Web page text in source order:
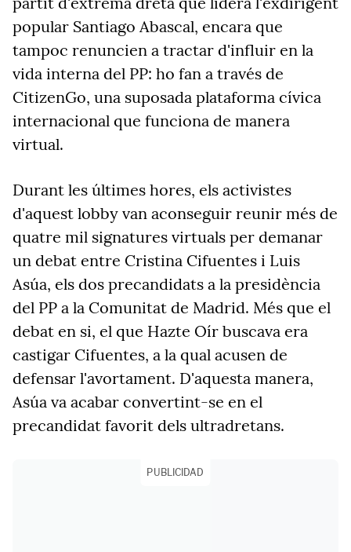
popular Santiago Abascal, encara que
tampoc renuncien a tractar d'influir en la
vida interna del PP: ho fan a través de
CitizenGo, una suposada plataforma cívica
internacional que funciona de manera
virtual.
Durant les últimes hores, els activistes
d'aquest lobby van aconseguir reunir més de
quatre mil signatures virtuals per demanar
un debat entre Cristina Cifuentes i Luis
Asúa, els dos precandidats a la presidència
del PP a la Comunitat de Madrid. Més que el
debat en si, el que Hazte Oír buscava era
castigar Cifuentes, a la qual acusen de
defensar l'avortament. D'aquesta manera,
Asúa va acabar convertint-se en el
precandidat favorit dels ultradretans.
PUBLICIDAD